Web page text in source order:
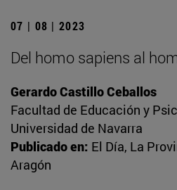
07 | 08 | 2023
Del homo sapiens al
Gerardo Castillo Ceballos
Facultad de Educación y
Universidad de Navarra
Publicado en: El Día, La
Aragón